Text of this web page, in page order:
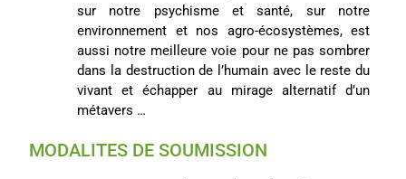
sur notre psychisme et santé, sur notre
environnement et nos agro-écosystèmes, est
aussi notre meilleure voie pour ne pas sombrer
dans la destruction de l’humain avec le reste du
vivant et échapper au mirage alternatif d’un
métavers …
MODALITES DE SOUMISSION